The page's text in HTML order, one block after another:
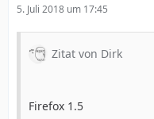
5. Juli 2018 um 17:45
Zitat von Dirk
Firefox 1.5